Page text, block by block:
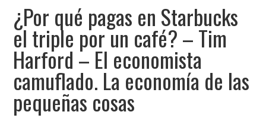
¿Por qué pagas en Starbucks
el triple por un café? – Tim
Harford – El economista
camuflado. La economía de las
pequeñas cosas